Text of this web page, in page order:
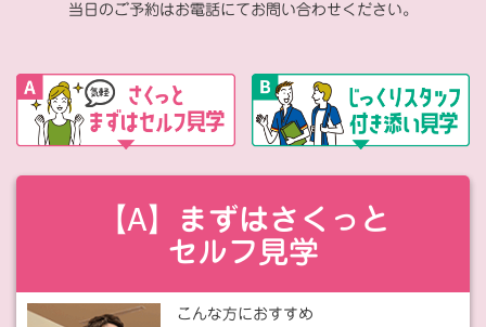
当日のご予約はお電話にてお問い合わせください。
【A】まずはさくっと
セルフ見学
こんな方におすすめ